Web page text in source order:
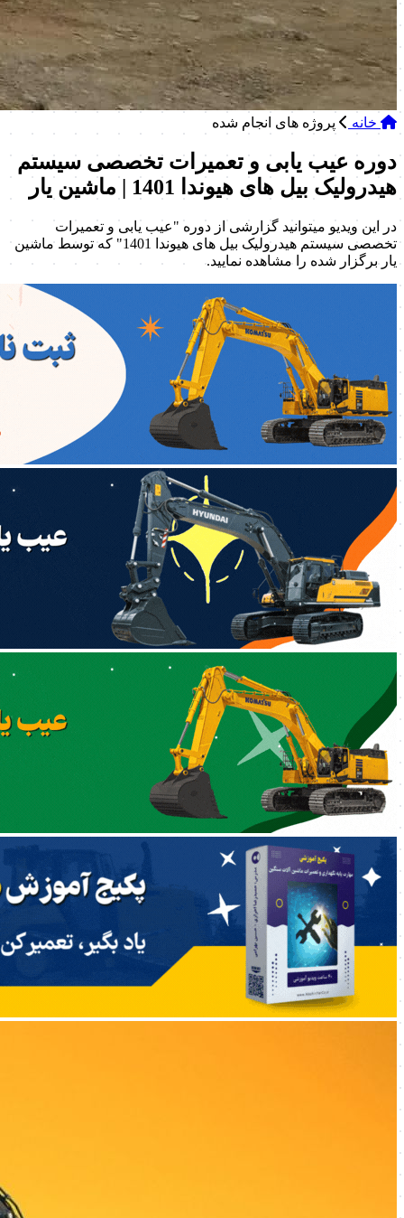
خانه پروژه های انجام شده
دوره عیب یابی و تعمیرات تخصصی سیستم
هیدرولیک بیل های هیوندا 1401 | ماشین یار
در این ویدیو میتوانید گزارشی از دوره "عیب یابی و تعمیرات
تخصصی سیستم هیدرولیک بیل های هیوندا 1401" که توسط ماشین
یار برگزار شده را مشاهده نمایید.